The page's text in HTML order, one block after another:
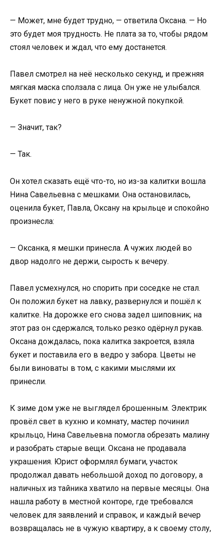
— Может, мне будет трудно, — ответила Оксана. — Но
это будет моя трудность. Не плата за то, чтобы рядом
стоял человек и ждал, что ему достанется.
Павел смотрел на неё несколько секунд, и прежняя
мягкая маска сползала с лица. Он уже не улыбался.
Букет повис у него в руке ненужной покупкой.
— Значит, так?
— Так.
Он хотел сказать ещё что-то, но из-за калитки вошла
Нина Савельевна с мешками. Она остановилась,
оценила букет, Павла, Оксану на крыльце и спокойно
произнесла:
— Оксанка, я мешки принесла. А чужих людей во
двор надолго не держи, сырость к вечеру.
Павел усмехнулся, но спорить при соседке не стал.
Он положил букет на лавку, развернулся и пошёл к
калитке. На дорожке его снова задел шиповник; на
этот раз он сдержался, только резко одёрнул рукав.
Оксана дождалась, пока калитка закроется, взяла
букет и поставила его в ведро у забора. Цветы не
были виноваты в том, с какими мыслями их
принесли.
К зиме дом уже не выглядел брошенным. Электрик
провёл свет в кухню и комнату, мастер починил
крыльцо, Нина Савельевна помогла обрезать малину
и разобрать старые вещи. Оксана не продавала
украшения. Юрист оформлял бумаги, участок
продолжал давать небольшой доход по договору, а
наличных из тайника хватило на первые месяцы. Она
нашла работу в местной конторе, где требовался
человек для заявлений и справок, и каждый вечер
возвращалась не в чужую квартиру, а к своему столу,